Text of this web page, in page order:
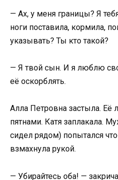
— Ах, у меня границы? Я
ноги поставила, кормила,
указывать? Ты кто такой?
— Я твой сын. И я люблю
её оскорблять.
Алла Петровна застыла.
пятнами. Катя заплакала.
сидел рядом) попытался
взмахнула рукой.
— Убирайтесь оба! —